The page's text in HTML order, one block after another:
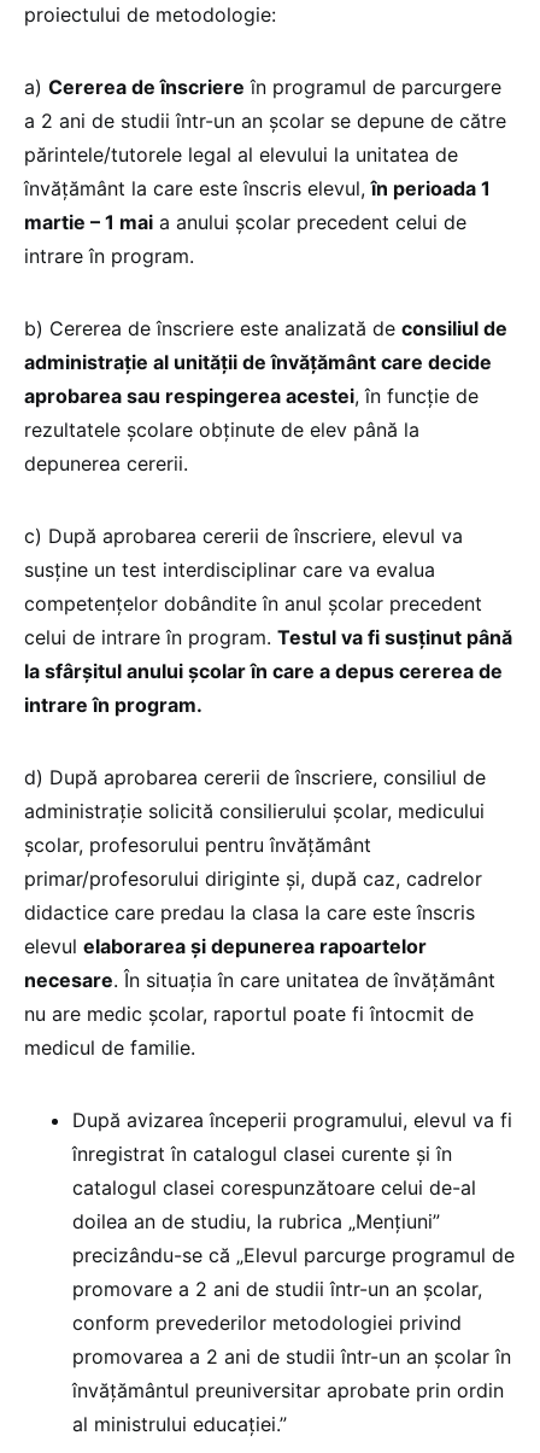
proiectului de metodologie:
a) Cererea de înscriere în programul de parcurgere
a 2 ani de studii într-un an şcolar se depune de către
părintele/tutorele legal al elevului la unitatea de
învăţământ la care este înscris elevul,în perioada 1
martie – 1 mai a anului şcolar precedent celui de
intrare în program.
b) Cererea de înscriere este analizată de consiliul de
administraţie al unităţii de învăţământ care decide
aprobarea sau respingerea acestei, în funcţie de
rezultatele şcolare obţinute de elev până la
depunerea cererii.
c) După aprobarea cererii de înscriere, elevul va
susţine un test interdisciplinar care va evalua
competenţelor dobândite în anul şcolar precedent
celui de intrare în program. Testul va fi susţinut până
la sfârşitul anului şcolar în care a depus cererea de
intrare în program.
d) După aprobarea cererii de înscriere, consiliul de
administraţie solicită consilierului şcolar, medicului
şcolar, profesorului pentru învăţământ
primar/profesorului diriginte şi, după caz, cadrelor
didactice care predau la clasa la care este înscris
elevul elaborarea şi depunerea rapoartelor
necesare. În situaţia în care unitatea de învăţământ
nu are medic şcolar, raportul poate fi întocmit de
medicul de familie.
După avizarea începerii programului, elevul va fi
înregistrat în catalogul clasei curente şi în
catalogul clasei corespunzătoare celui de-al
doilea an de studiu, la rubrica „Menţiuni”
precizându-se că „Elevul parcurge programul de
promovare a 2 ani de studii într-un an şcolar,
conform prevederilor metodologiei privind
promovarea a 2 ani de studii într-un an şcolar în
învăţământul preuniversitar aprobate prin ordin
al ministrului educaţiei.”